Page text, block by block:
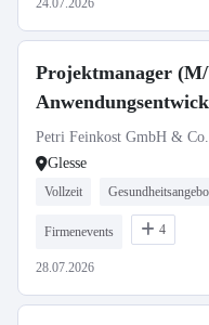
24.07.2026
Projektmanager
Petri Feinkost GmbH &
Glesse
Vollzeit
Firmenevents 4
28.07.2026